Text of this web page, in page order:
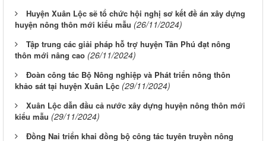
Huyện Xuân Lộc sẽ tổ chức hội nghị sơ kết đề án xây dựng
huyện nông thôn mới kiểu mẫu (26/11/2024)
Tập trung các giải pháp hỗ trợ huyện Tân Phú đạt nông
thôn mới nâng cao (26/11/2024)
Đoàn công tác Bộ Nông nghiệp và Phát triển nông thôn
khảo sát tại huyện Xuân Lộc (29/11/2024)
Xuân Lộc dẫn đầu cả nước xây dựng huyện nông thôn mới
kiểu mẫu (29/11/2024)
Đồng Nai triển khai đồng bộ công tác tuyên truyền nông